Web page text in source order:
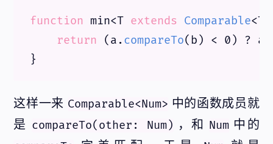
function min<T extends Comparable
return (a.compareTo(b) < 0 ) ? a
这样一来 Comparable<Num> 中的函数成员就
是 compareTo(other: Num) ，和 Num 中的